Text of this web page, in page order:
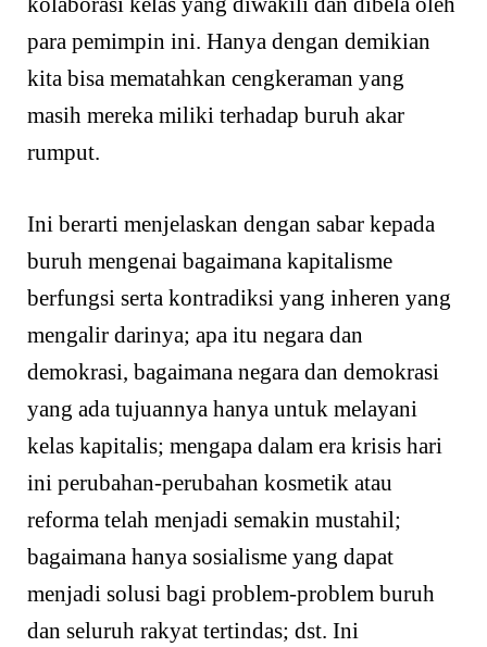
para pemimpin ini. Hanya dengan demikian
kita bisa mematahkan cengkeraman yang
masih mereka miliki terhadap buruh akar
rumput.
Ini berarti menjelaskan dengan sabar kepada
buruh mengenai bagaimana kapitalisme
berfungsi serta kontradiksi yang inheren yang
mengalir darinya; apa itu negara dan
demokrasi, bagaimana negara dan demokrasi
yang ada tujuannya hanya untuk melayani
kelas kapitalis; mengapa dalam era krisis hari
ini perubahan-perubahan kosmetik atau
reforma telah menjadi semakin mustahil;
bagaimana hanya sosialisme yang dapat
menjadi solusi bagi problem-problem buruh
dan seluruh rakyat tertindas; dst. Ini